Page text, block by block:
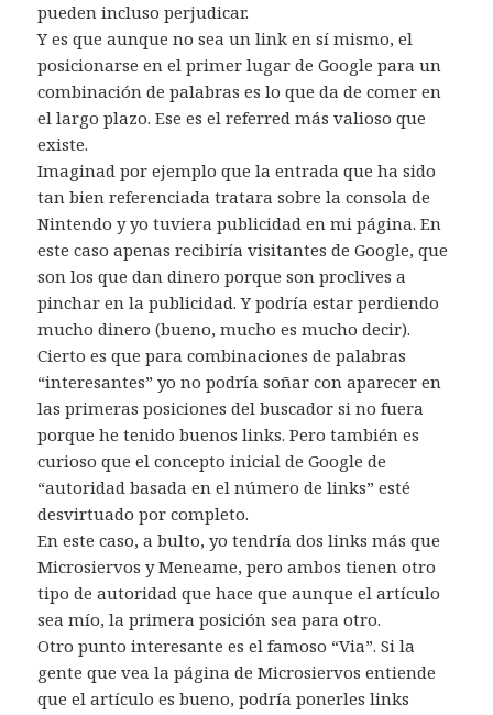
pueden incluso perjudicar.
Y es que aunque no sea un link en sí mismo, el
posicionarse en el primer lugar de Google para un
combinación de palabras es lo que da de comer en
el largo plazo. Ese es el referred más valioso que
existe.
Imaginad por ejemplo que la entrada que ha sido
tan bien referenciada tratara sobre la consola de
Nintendo y yo tuviera publicidad en mi página. En
este caso apenas recibiría visitantes de Google, que
son los que dan dinero porque son proclives a
pinchar en la publicidad. Y podría estar perdiendo
mucho dinero (bueno, mucho es mucho decir).
Cierto es que para combinaciones de palabras
“interesantes” yo no podría soñar con aparecer en
las primeras posiciones del buscador si no fuera
porque he tenido buenos links. Pero también es
curioso que el concepto inicial de Google de
“autoridad basada en el número de links” esté
desvirtuado por completo.
En este caso, a bulto, yo tendría dos links más que
Microsiervos y Meneame, pero ambos tienen otro
tipo de autoridad que hace que aunque el artículo
sea mío, la primera posición sea para otro.
Otro punto interesante es el famoso “Via”. Si la
gente que vea la página de Microsiervos entiende
que el artículo es bueno, podría ponerles links